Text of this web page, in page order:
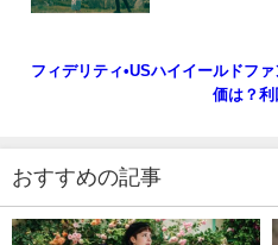
フィデリティ•USハイイールドフ
価は？利
おすすめの記事